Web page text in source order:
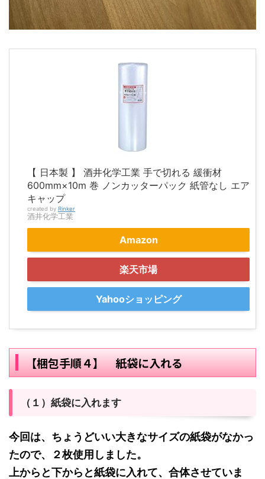
【 日本製 】 酒井化学工業 手で切れる 緩衝材
600mm×10m 巻 ノンカッターパック 紙管なし エア
キャップ
created by Rinker
酒井化学工業
Amazon
楽天市場
Yahooショッピング
【梱包手順４】 紙袋に入れる
（１）紙袋に入れます
今回は、ちょうどいい大きなサイズの紙袋がなかっ
たので、２枚使用しました。
上からと下からと紙袋に入れて、合体させていま